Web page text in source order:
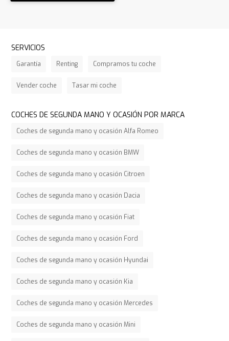
SERVICIOS
Garantía Renting Compramos tu coche
Vender coche Tasar mi coche
COCHES DE SEGUNDA MANO Y OCASIÓN POR MARCA
Coches de segunda mano y ocasión Alfa Romeo
Coches de segunda mano y ocasión BMW
Coches de segunda mano y ocasión Citroen
Coches de segunda mano y ocasión Dacia
Coches de segunda mano y ocasión Fiat
Coches de segunda mano y ocasión Ford
Coches de segunda mano y ocasión Hyundai
Coches de segunda mano y ocasión Kia
Coches de segunda mano y ocasión Mercedes
Coches de segunda mano y ocasión Mini